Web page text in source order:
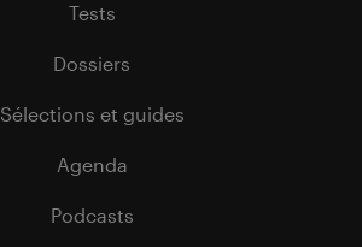
Tests
Dossiers
Sélections et guides
Agenda
Podcasts